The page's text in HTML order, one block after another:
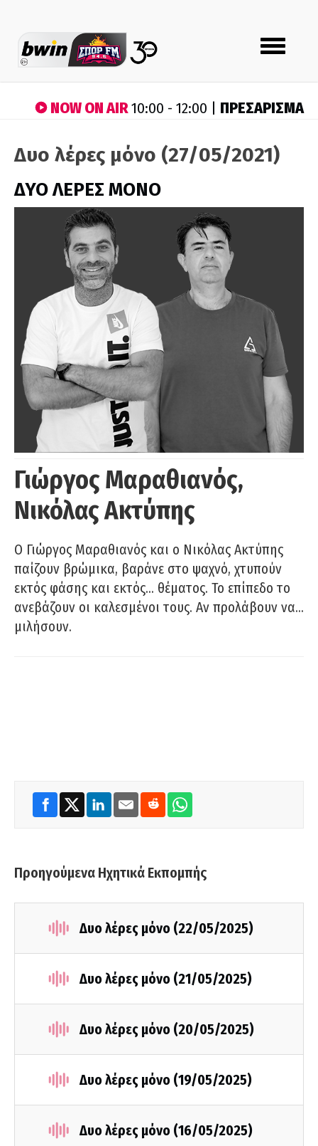
Toggle
navigation
NOW ON AIR10:00 - 12:00 | ΠΡΕΣΑΡΙΣΜΑ
Δυο λέρες μόνο (27/05/2021)
ΔΥΟ ΛΕΡΕΣ ΜΟΝΟ
Γιώργος Μαραθιανός,
Νικόλας Ακτύπης
Ο Γιώργος Μαραθιανός και ο Νικόλας Ακτύπης
παίζουν βρώμικα, βαράνε στο ψαχνό, χτυπούν
εκτός φάσης και εκτός… θέματος. Το επίπεδο το
ανεβάζουν οι καλεσμένοι τους. Αν προλάβουν να…
μιλήσουν.
Προηγούμενα Ηχητικά Εκπομπής
Δυο λέρες μόνο (22/05/2025)
Δυο λέρες μόνο (21/05/2025)
Δυο λέρες μόνο (20/05/2025)
Δυο λέρες μόνο (19/05/2025)
Δυο λέρες μόνο (16/05/2025)